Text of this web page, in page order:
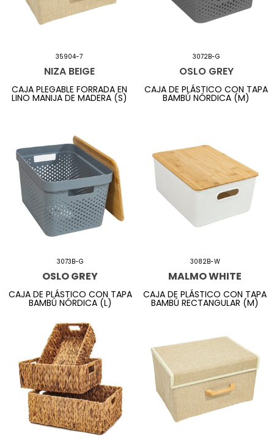
35904-7
NIZA BEIGE
CAJA PLEGABLE FORRADA EN
LINO MANIJA DE MADERA (S)
3072B-G
OSLO GREY
CAJA DE PLÁSTICO CON TAPA
BAMBÚ NÓRDICA (M)
3073B-G
OSLO GREY
CAJA DE PLÁSTICO CON TAPA
BAMBÚ NÓRDICA (L)
3082B-W
MALMO WHITE
CAJA DE PLÁSTICO CON TAPA
BAMBÚ RECTANGULAR (M)